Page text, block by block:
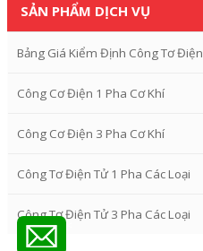
SẢN PHẨM DỊCH VỤ
Bảng Giá Kiểm Định Công Tơ Điện
Công Cơ Điện 1 Pha Cơ Khí
Công Cơ Điện 3 Pha Cơ Khí
Công Tơ Điện Tử 1 Pha Các Loại
Công Tơ Điện Tử 3 Pha Các Loại